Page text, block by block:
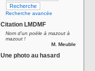
Recherche avancée
Citation LMDMF
Nom d'un poële à mazout à
mazout !
M. Meuble
Une photo au hasard